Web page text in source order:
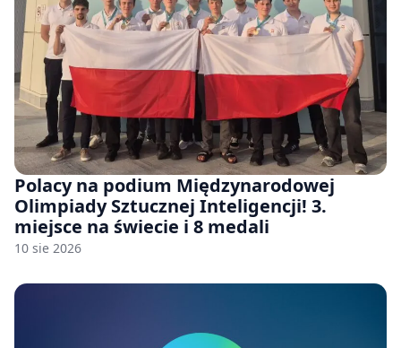
Polacy na podium Międzynarodowej
Olimpiady Sztucznej Inteligencji! 3.
miejsce na świecie i 8 medali
10 sie 2026